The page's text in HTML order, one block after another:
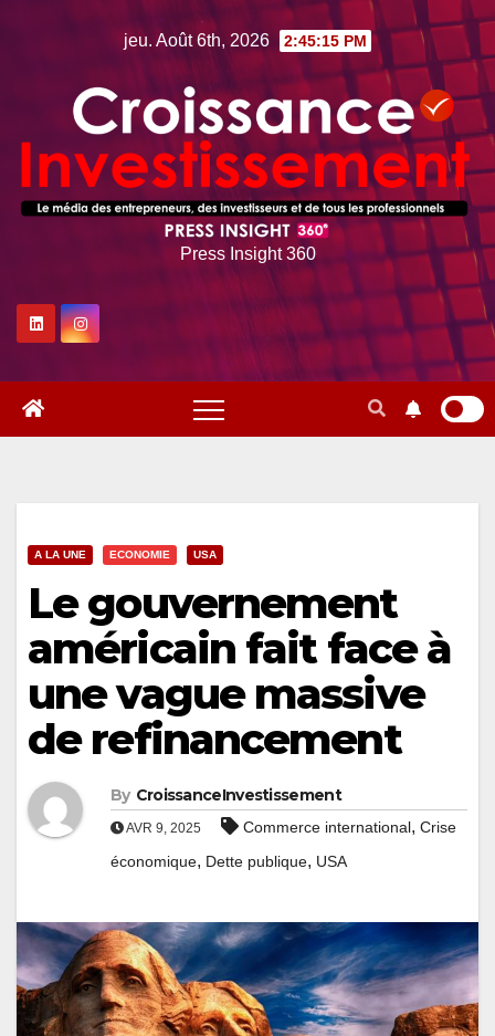
jeu. Août 6th, 2026 2:45:16 PM
Press Insight 360
A LA UNE ECONOMIE USA
Le gouvernement
américain fait face à
une vague massive
de refinancement
By CroissanceInvestissement
AVR 9, 2025 Commerce international, Crise
économique, Dette publique, USA